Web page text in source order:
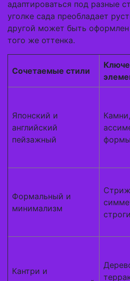
адаптироваться под разные
уголке сада преобладает
другой может быть
того же оттенка.
Сочетаемые стили
Японский и
английский
пейзажный
формы
Формальный и
минимализм
Кантри и